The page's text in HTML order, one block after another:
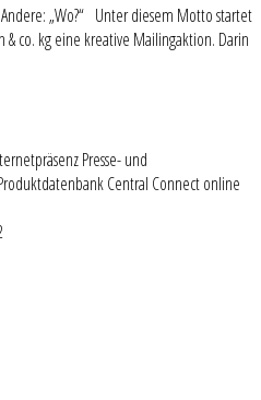
Andere: „Wo?“ Unter diesem Motto startet
co. kg eine kreative Mailingaktion. Darin
präsenz Presse- und
Central Connect online